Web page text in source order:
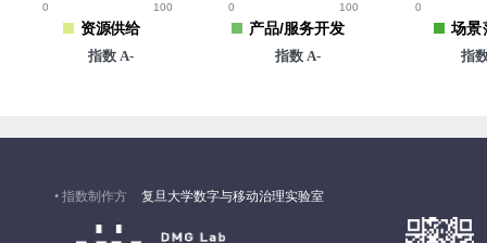
0 100
资源供给
指数 A-
0 100
产品/服务开发
指数 A-
0
场景
指
• 指数制作方 复旦大学数字与移动治理实验室